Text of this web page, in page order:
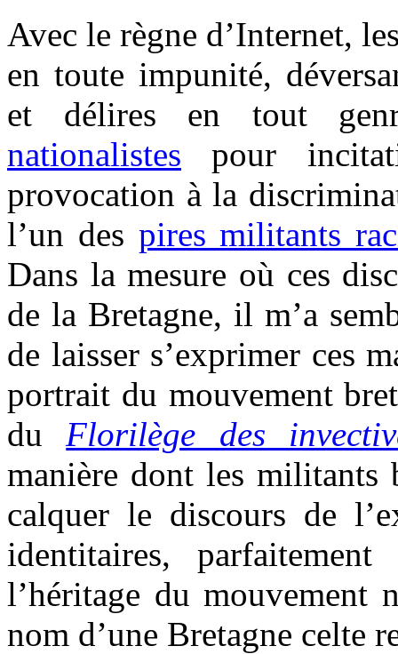
Avec le règne d’Internet,
en toute impunité,
et délires en tout
nationalistes pour
provocation à la
l’un des pires militants
Dans la mesure où ces
de la Bretagne, il m’a
de laisser s’exprimer ces
portrait du mouvement
duFlorilège des
manière dont les militants
calquer le discours de
identitaires,
l’héritage du mouvement
nom d’une Bretagne celte